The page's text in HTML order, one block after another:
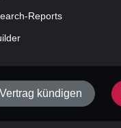
Reports
Vertrag kündigen